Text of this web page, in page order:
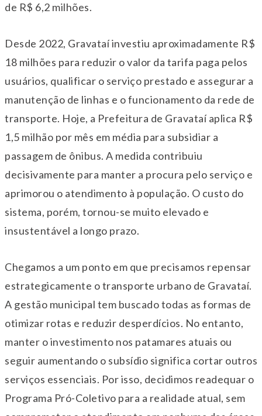
de R$ 6,2 milhões.
Desde 2022, Gravataí investiu aproximadamente R$
18 milhões para reduzir o valor da tarifa paga pelos
usuários, qualificar o serviço prestado e assegurar a
manutenção de linhas e o funcionamento da rede de
transporte. Hoje, a Prefeitura de Gravataí aplica R$
1,5 milhão por mês em média para subsidiar a
passagem de ônibus. A medida contribuiu
decisivamente para manter a procura pelo serviço e
aprimorou o atendimento à população. O custo do
sistema, porém, tornou-se muito elevado e
insustentável a longo prazo.
Chegamos a um ponto em que precisamos repensar
estrategicamente o transporte urbano de Gravataí.
A gestão municipal tem buscado todas as formas de
otimizar rotas e reduzir desperdícios. No entanto,
manter o investimento nos patamares atuais ou
seguir aumentando o subsídio significa cortar outros
serviços essenciais. Por isso, decidimos readequar o
Programa Pró-Coletivo para a realidade atual, sem